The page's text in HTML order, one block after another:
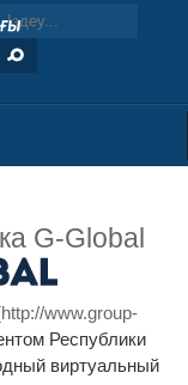
G-Global
http://www.group-
Республики
виртуальный